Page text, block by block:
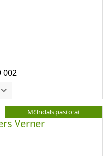
002
Mölndals pastorat
Verner